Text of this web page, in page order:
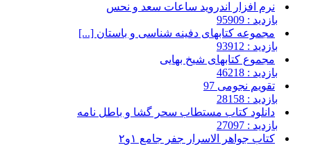
نرم افزار اندروید ساعات سعد و نحس
بازدید : 95909
مجموعه کتابهای دفینه شناسی و باستان [...]
بازدید : 93912
مجموع کتابهای شیخ بهایی
بازدید : 46218
تقویم نجومی 97
بازدید : 28158
دانلود کتاب مستطاب سحر گشا و باطل نامه
بازدید : 27097
کتاب جواهر الاسرار جفر جامع ۱و۲